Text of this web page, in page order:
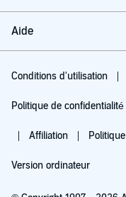
Aide
Conditions d'utilisation
Politique de confidentialité
Affiliation
Version ordinateur